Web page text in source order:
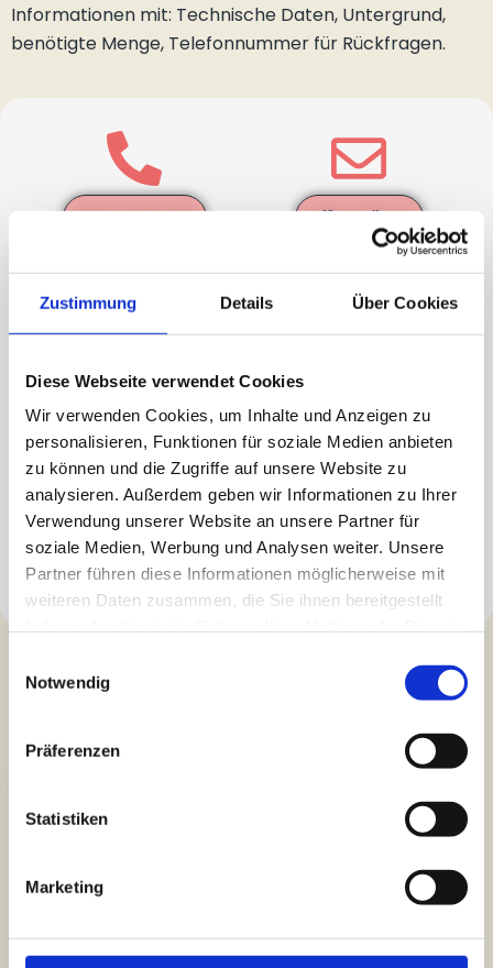
Zustimmung Details Über Cookies
Diese Webseite verwendet Cookies
Wir verwenden Cookies, um Inhalte und Anzeigen zu
personalisieren, Funktionen für soziale Medien anbieten
zu können und die Zugriffe auf unsere Website zu
analysieren. Außerdem geben wir Informationen zu Ihrer
Verwendung unserer Website an unsere Partner für
soziale Medien, Werbung und Analysen weiter. Unsere
Partner führen diese Informationen möglicherweise mit
weiteren Daten zusammen, die Sie ihnen bereitgestellt
Notwendig
Präferenzen
Statistiken
Marketing
Informationen mit: Technische Daten, Untergrund,
benötigte Menge, Telefonnummer für Rückfragen.
0664 3942108 office@dl1.at
E-Mail-Adresse*